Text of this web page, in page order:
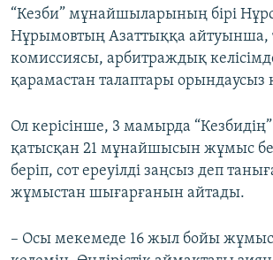
“Кезби” мұнайшыларының бірі
Нұрымовтың Азаттыққа айтуынша,
комиссиясы, арбитраждық
қарамастан талаптары орындаусыз
Ол керісінше, 3 мамырда “Кезбидің”
қатысқан 21 мұнайшысын жұмыс
беріп, сот ереуілді заңсыз деп
жұмыстан шығарғанын айтады.
– Осы мекемеде 16 жыл бойы